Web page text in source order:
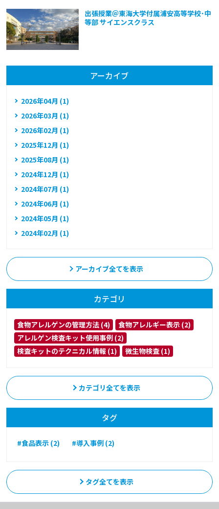
出張授業＠東海大学付属浦安高等学校･中
等部 サイエンスクラス
アーカイブ
2026年04月 (1)
2026年03月 (1)
2026年02月 (1)
2025年12月 (1)
2025年08月 (1)
2024年12月 (1)
2024年07月 (1)
2024年06月 (1)
2024年05月 (1)
2024年02月 (1)
アーカイブ全てを表示
カテゴリ
食物アレルゲンの管理方法 (4)
食物アレルギー表示 (2)
アレルゲン検査キット使用事例 (2)
検査キットのテクニカル情報 (1)
微生物検査 (1)
カテゴリ全てを表示
タグ
#食品表示 (2) #導入事例 (2)
タグ全てを表示